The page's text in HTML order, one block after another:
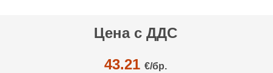
Цена с ДДС
43.21 €/бр.